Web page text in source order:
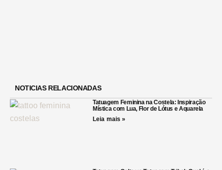
NOTICIAS RELACIONADAS
Tatuagem Feminina na Costela: Inspiração
Mística com Lua, Flor de Lótus e Aquarela
Leia mais »